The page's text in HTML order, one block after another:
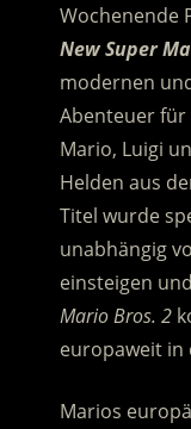
Wochenende
New Super
modernen
Abenteuer für
Mario, Luigi
Helden aus
Titel wurde
unabhängig
einsteigen
Mario Bros. 2
europaweit in
Marios